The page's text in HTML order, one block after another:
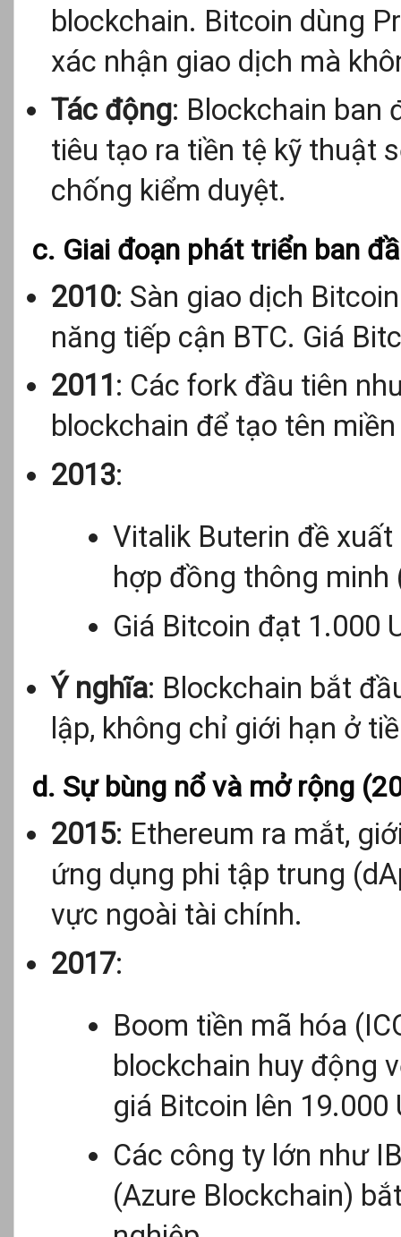
blockchain. Bitcoin dùng
xác nhận giao dịch mà
Tác động: Blockchain ban
tiêu tạo ra tiền tệ kỹ thuật
chống kiểm duyệt.
c. Giai đoạn phát triển ban
2010: Sàn giao dịch
năng tiếp cận BTC. Giá
2011 : Các fork đầu tiên
blockchain để tạo tên
2013:
Vitalik Buterin đề
hợp đồng thông
Giá Bitcoin đạt 1.000
Ý nghĩa: Blockchain bắt
lập, không chỉ giới hạn ở
d. Sự bùng nổ và mở rộng
2015: Ethereum ra mắt,
ứng dụng phi tập trung
vực ngoài tài chính.
2017:
Boom tiền mã hóa
blockchain huy động
giá Bitcoin lên 19.000
Các công ty lớn như
(Azure Blockchain)